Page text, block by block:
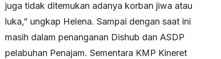
juga tidak ditemukan adanya korban jiwa atau
luka,” ungkap Helena. Sampai dengan saat ini
masih dalam penanganan Dishub dan ASDP
pelabuhan Penajam. Sementara KMP Kineret